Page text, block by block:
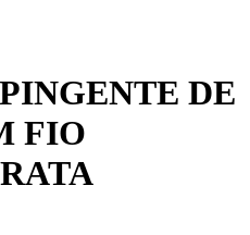
DE
FIO